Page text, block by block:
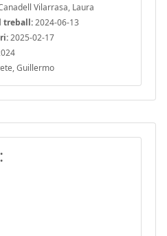
Vilarrasa, Laura
treball:2024-06-13
2025-02-17
Guillermo